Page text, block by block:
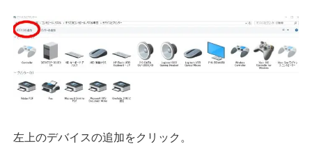
左上のデバイスの追加をクリック。